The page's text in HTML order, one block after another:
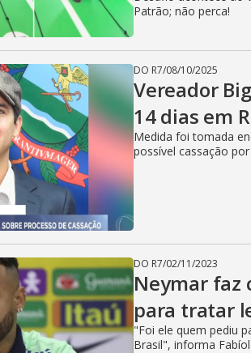
i
d
e
o
Patrão; não perca!
DO R7/08/10/2025
Vereador
14 dias em
Medida foi tomada
possível cassação
DO R7/02/11/2023
Neymar faz
para tratar
"Foi ele quem pediu
Brasil", informa